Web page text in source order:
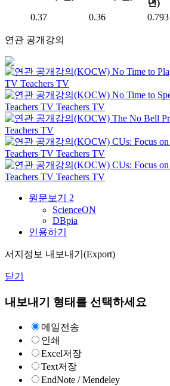
년)
0.37 0.36 0.793
연관 공개강의
No Time to
TV Teachers TV
No Time to
Teachers TV Teachers TV
The No Bell
Teachers TV
CUs: Focus
Teachers TV Teachers TV
CUs: Focus
Teachers TV Teachers TV
원문보기 2
ScienceON
DBpia
인용하기
서지정보 내보내기(Export)
닫기
내보내기 형태를 선택하세요
메일전송
인쇄
Excel저장
Text저장
EndNote / Mendeley